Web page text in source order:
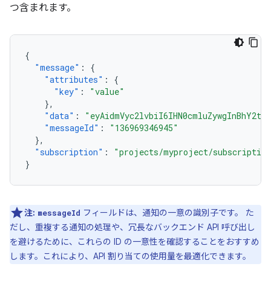
つ含まれます。
{
"message" :
{
"attributes" :
{
"key" :
"value"
},
"data" :
"messageId" :
"136969346945"
},
"subscription" :
"projects/myproject/
}
注: messageId フィールドは、通知の一意の識別子です。 た
だし、重複する通知の処理や、冗長なバックエンド API 呼び出し
を避けるために、これらの ID の一意性を確認することをおすすめ
します。これにより、API 割り当ての使用量を最適化できます。